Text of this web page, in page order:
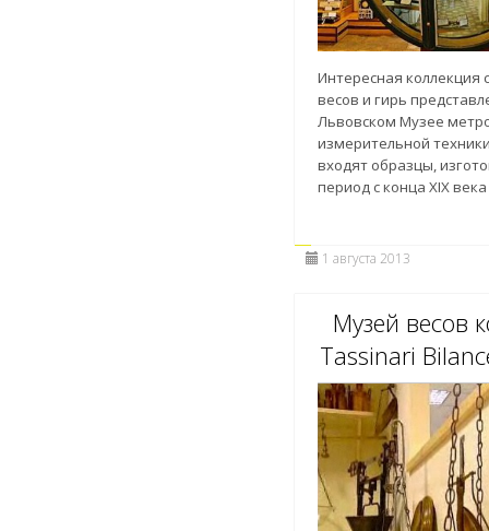
Интересная коллекция
весов и гирь
Львовском Музее
измерительной
входят образцы,
период с конца XIX
1 августа 2013
Музей весов
Tassinari